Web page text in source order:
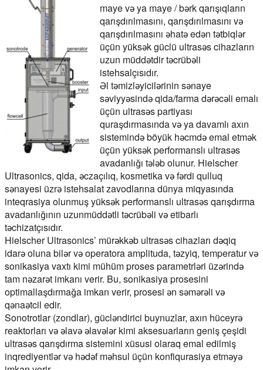
maye və ya maye / bərk qarışıqların
qarışdırılmasını, qarışdırılmasını və
qarışdırılmasını əhatə edən tətbiqlər
üçün yüksək güclü ultrasəs cihazların
uzun müddətdir təcrübəli
istehsalçısıdır.
Əl təmizləyicilərinin sənaye
səviyyəsində qida/farma dərəcəli emalı
üçün ultrasəs partiyası
quraşdırmasında və ya davamlı axın
sistemində böyük həcmdə emal etmək
üçün yüksək performanslı ultrasəs
avadanlığı tələb olunur. Hielscher
Ultrasonics, qida, əczaçılıq, kosmetika və fərdi qulluq
sənayesi üzrə istehsalat zavodlarına dünya miqyasında
inteqrasiya olunmuş yüksək performanslı ultrasəs qarışdırma
avadanlığının uzunmüddətli təcrübəli və etibarlı
təchizatçısıdır.
Hielscher Ultrasonics’ mürəkkəb ultrasəs cihazları dəqiq
idarə oluna bilər və operatora amplituda, təzyiq, temperatur və
sonikasiya vaxtı kimi mühüm proses parametrləri üzərində
tam nəzarət imkanı verir. Bu, sonikasiya prosesini
optimallaşdırmağa imkan verir, prosesi ən səmərəli və
qənaətcil edir.
Sonotrotlar (zondlar), gücləndirici buynuzlar, axın hüceyrə
reaktorları və əlavə əlavələr kimi aksesuarların geniş çeşidi
ultrasəs qarışdırma sistemini xüsusi olaraq emal edilmiş
inqrediyentlər və hədəf məhsul üçün konfiqurasiya etməyə